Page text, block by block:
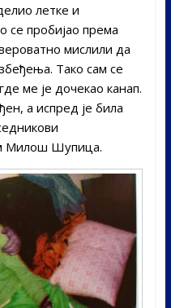
летке и
се пробијао према
мислили да
Тако сам се
ме је дочекао канап.
а испред је била
Милош Шупица.